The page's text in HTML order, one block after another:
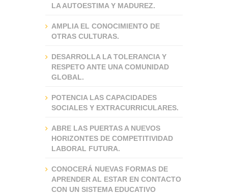
LA AUTOESTIMA Y MADUREZ.
AMPLIA EL CONOCIMIENTO DE
OTRAS CULTURAS.
DESARROLLA LA TOLERANCIA Y
RESPETO ANTE UNA COMUNIDAD
GLOBAL.
POTENCIA LAS CAPACIDADES
SOCIALES Y EXTRACURRICULARES.
ABRE LAS PUERTAS A NUEVOS
HORIZONTES DE COMPETITIVIDAD
LABORAL FUTURA.
CONOCERÁ NUEVAS FORMAS DE
APRENDER AL ESTAR EN CONTACTO
CON UN SISTEMA EDUCATIVO